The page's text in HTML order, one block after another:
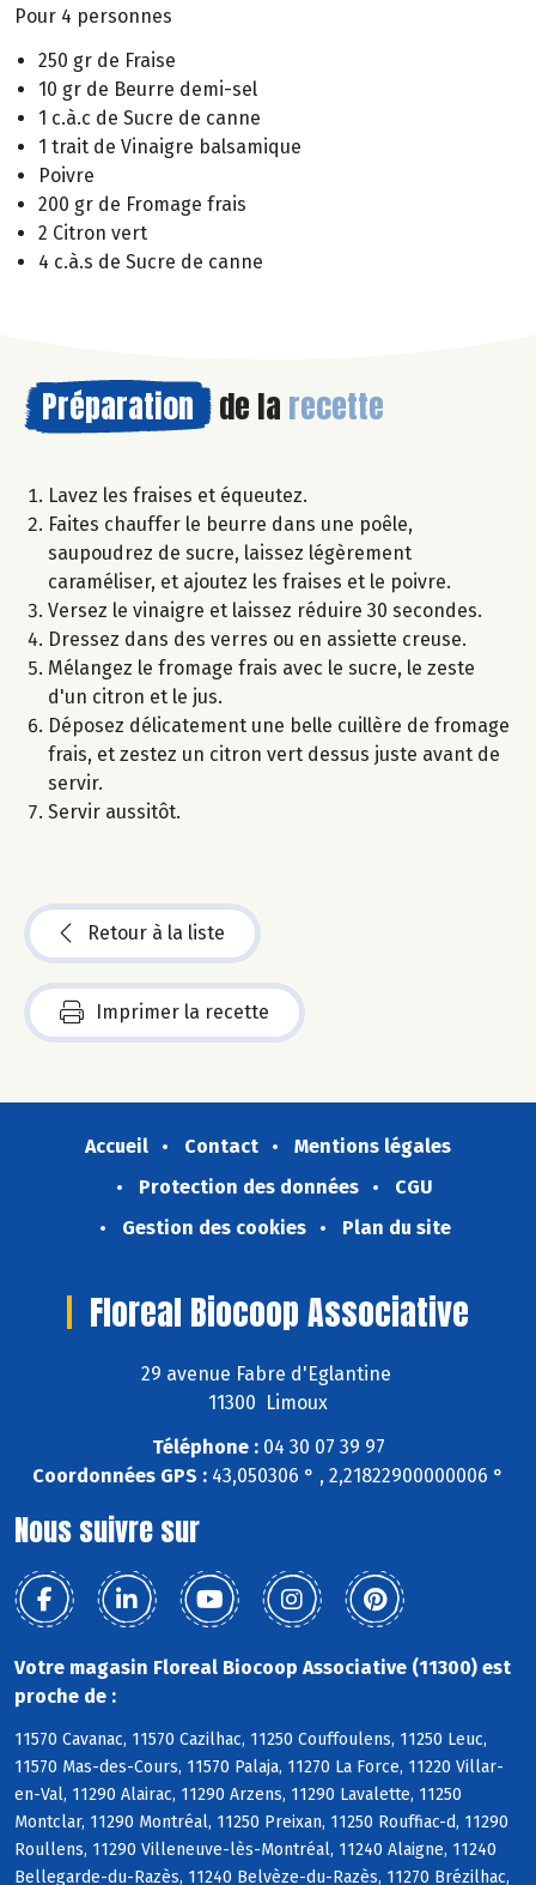
Pour 4 personnes
250 gr de Fraise
10 gr de Beurre demi-sel
1 c.à.c de Sucre de canne
1 trait de Vinaigre balsamique
Poivre
200 gr de Fromage frais
2 Citron vert
4 c.à.s de Sucre de canne
Préparation de la recette
Lavez les fraises et équeutez.
Faites chauffer le beurre dans une poêle,
saupoudrez de sucre, laissez légèrement
caraméliser, et ajoutez les fraises et le poivre.
Versez le vinaigre et laissez réduire 30 secondes.
Dressez dans des verres ou en assiette creuse.
Mélangez le fromage frais avec le sucre, le zeste
d'un citron et le jus.
Déposez délicatement une belle cuillère de fromage
frais, et zestez un citron vert dessus juste avant de
servir.
Servir aussitôt.
Retour à la liste
Imprimer la recette
Accueil Contact
Mentions légales
Protection des données
CGU
Gestion des cookies
Plan du site
Floreal Biocoop Associative
29 avenue Fabre d'Eglantine
11300 Limoux
Téléphone :04 30 07 39 97
Coordonnées GPS : 43,050306 ° , 2,21822900000006 °
Nous suivre sur
Votre magasin Floreal Biocoop Associative (11300) est
proche de :
11570 Cavanac, 11570 Cazilhac, 11250 Couffoulens, 11250 Leuc,
11570 Mas-des-Cours, 11570 Palaja, 11270 La Force, 11220 Villar-
en-Val, 11290 Alairac, 11290 Arzens, 11290 Lavalette, 11250
Montclar, 11290 Montréal, 11250 Preixan, 11250 Rouffiac-d, 11290
Roullens, 11290 Villeneuve-lès-Montréal, 11240 Alaigne, 11240
Bellegarde-du-Razès, 11240 Belvèze-du-Razès, 11270 Brézilhac,